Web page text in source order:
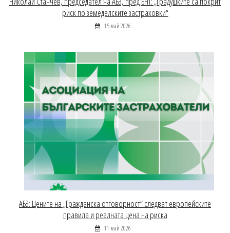
риск по земеделските застраховки“
15 май 2026
АБЗ: Цените на „Гражданска отговорност“ следват европейските
правила и реалната цена на риска
11 май 2026